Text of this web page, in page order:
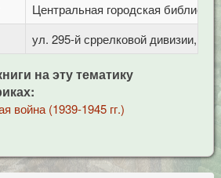
Центральная городская
ул. 295-й сррелковой дивизии, 114
на эту тематику
война (1939-1945 гг.)